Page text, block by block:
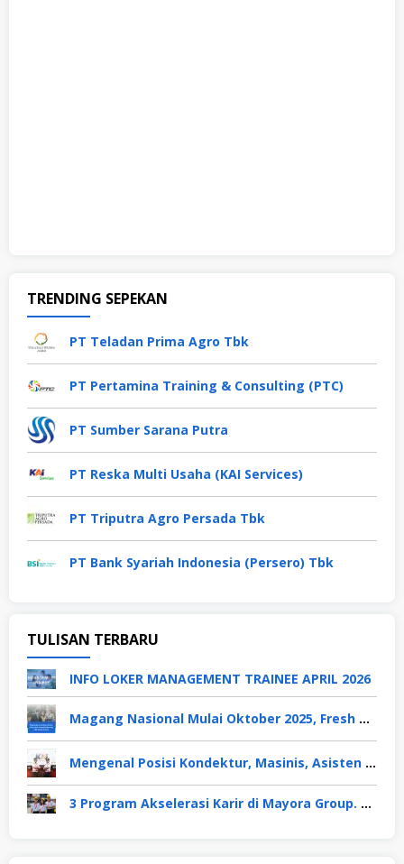
TRENDING SEPEKAN
PT Teladan Prima Agro Tbk
PT Pertamina Training & Consulting (PTC)
PT Sumber Sarana Putra
PT Reska Multi Usaha (KAI Services)
PT Triputra Agro Persada Tbk
PT Bank Syariah Indonesia (Persero) Tbk
TULISAN TERBARU
INFO LOKER MANAGEMENT TRAINEE APRIL 2026
Magang Nasional Mulai Oktober 2025, Fresh Graduate Dapat Gaji UMP Selama 6 Bulan
Mengenal Posisi Kondektur, Masinis, Asisten PPKA, Pemeliharaan Sarana dan Prasarana, Polsuska (Polisi Khusus Kereta Api), di PT KAI
3 Program Akselerasi Karir di Mayora Group. Apa Saja? Berikut Penjelasannya